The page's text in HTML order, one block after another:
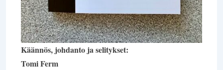
Käännös, johdanto ja selitykset:
Tomi Ferm